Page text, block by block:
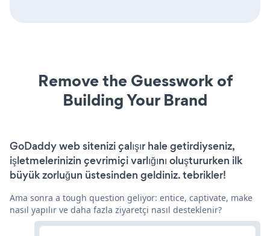
Remove the Guesswork of
Building Your Brand
GoDaddy web sitenizi çalışır hale getirdiyseniz,
işletmelerinizin çevrimiçi varlığını oluştururken ilk
büyük zorluğun üstesinden geldiniz. tebrikler!
Ama sonra a tough question geliyor: entice, captivate, make
nasıl yapılır ve daha fazla ziyaretçi nasıl desteklenir?